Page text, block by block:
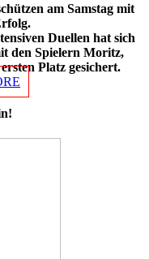
am Samstag mit
Duellen hat sich
den Spielern Moritz,
Platz gesichert.